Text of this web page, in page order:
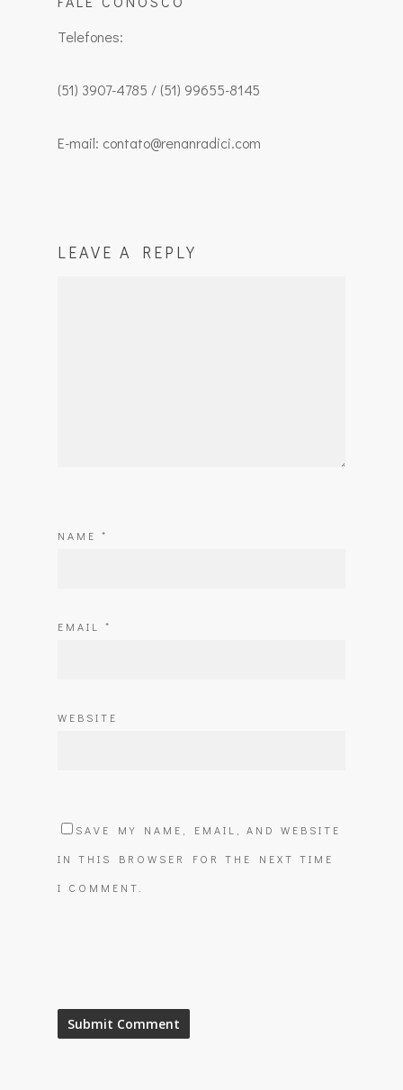
Telefones:
(51) 3907-4785 / (51) 99655-8145
E-mail: contato@renanradici.com
LEAVE A REPLY
NAME *
EMAIL *
WEBSITE
SAVE MY NAME, EMAIL, AND WEBSITE
IN THIS BROWSER FOR THE NEXT TIME
I COMMENT.